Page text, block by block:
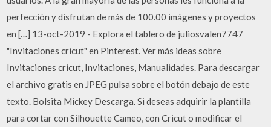
perfección y disfrutan de más de 100.00 imágenes y proyectos
en […] 13-oct-2019 - Explora el tablero de juliosvalen7747
"Invitaciones cricut" en Pinterest. Ver más ideas sobre
Invitaciones cricut, Invitaciones, Manualidades. Para descargar
el archivo gratis en JPEG pulsa sobre el botón debajo de este
texto. Bolsita Mickey Descarga. Si deseas adquirir la plantilla
para cortar con Silhouette Cameo, con Cricut o modificar el